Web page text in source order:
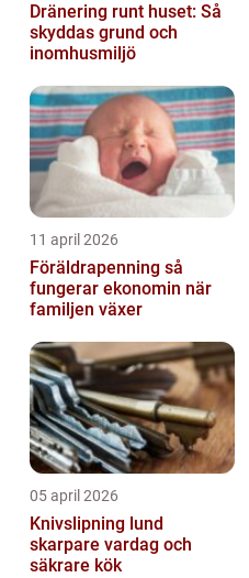
Dränering runt huset: Så
skyddas grund och
inomhusmiljö
11 april 2026
Föräldrapenning så
fungerar ekonomin när
familjen växer
05 april 2026
Knivslipning lund
skarpare vardag och
säkrare kök